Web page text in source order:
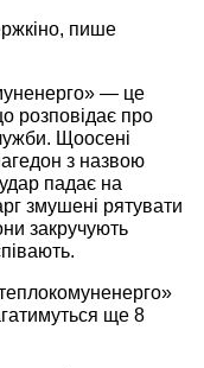
пише
— це
розповідає про
Щоосені
з назвою
падає на
змушені рятувати
закручують
ще 8